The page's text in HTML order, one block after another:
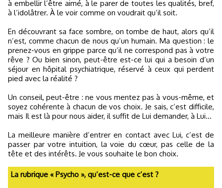
à embellir l’être aimé, à le parer de toutes les qualités, bref,
à l’idolâtrer. À le voir comme on voudrait qu’il soit.
En découvrant sa face sombre, on tombe de haut, alors qu’il
n’est, comme chacun de nous qu’un humain. Ma question : le
prenez-vous en grippe parce qu’il ne correspond pas à votre
rêve ? Ou bien sinon, peut-être est-ce lui qui a besoin d’un
séjour en hôpital psychiatrique, réservé à ceux qui perdent
pied avec la réalité ?
Un conseil, peut-être : ne vous mentez pas à vous-même, et
soyez cohérente à chacun de vos choix. Je sais, c’est difficile,
mais Il est là pour nous aider, il suffit de Lui demander, à Lui…
La meilleure manière d’entrer en contact avec Lui, c’est de
passer par votre intuition, la voie du cœur, pas celle de la
tête et des intérêts. Je vous souhaite le bon choix.
La rubrique « Psycho », qu’est-ce que c’est ?